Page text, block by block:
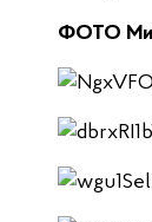
ФОТО